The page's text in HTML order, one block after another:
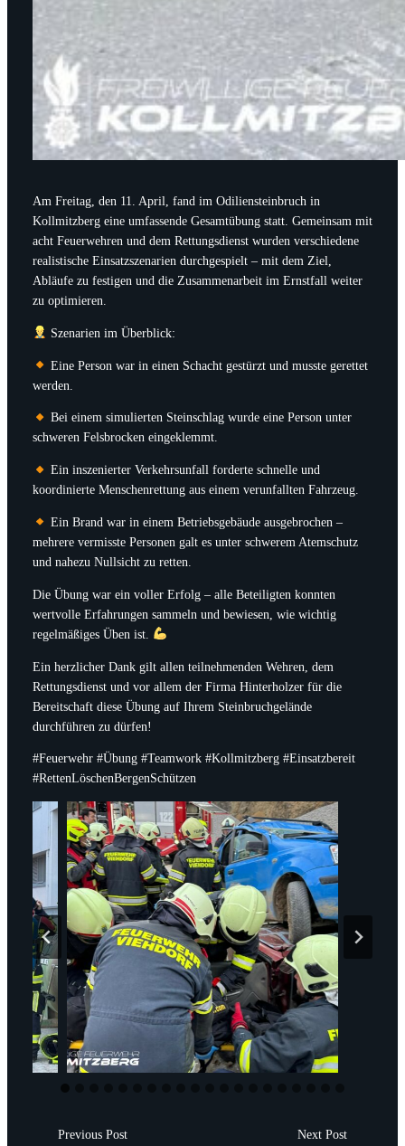
Am Freitag, den 11. April, fand im Odiliensteinbruch in
Kollmitzberg eine umfassende Gesamtübung statt. Gemeinsam mit
acht Feuerwehren und dem Rettungsdienst wurden verschiedene
realistische Einsatzszenarien durchgespielt – mit dem Ziel,
Abläufe zu festigen und die Zusammenarbeit im Ernstfall weiter
zu optimieren.
Szenarien im Überblick:
Eine Person war in einen Schacht gestürzt und musste gerettet
werden.
Bei einem simulierten Steinschlag wurde eine Person unter
schweren Felsbrocken eingeklemmt.
Ein inszenierter Verkehrsunfall forderte schnelle und
koordinierte Menschenrettung aus einem verunfallten Fahrzeug.
Ein Brand war in einem Betriebsgebäude ausgebrochen –
mehrere vermisste Personen galt es unter schwerem Atemschutz
und nahezu Nullsicht zu retten.
Die Übung war ein voller Erfolg – alle Beteiligten konnten
wertvolle Erfahrungen sammeln und bewiesen, wie wichtig
regelmäßiges Üben ist.
Ein herzlicher Dank gilt allen teilnehmenden Wehren, dem
Rettungsdienst und vor allem der Firma Hinterholzer für die
Bereitschaft diese Übung auf Ihrem Steinbruchgelände
durchführen zu dürfen!
#Feuerwehr #Übung #Teamwork #Kollmitzberg #Einsatzbereit
#RettenLöschenBergenSchützen
Previous Post Next Post